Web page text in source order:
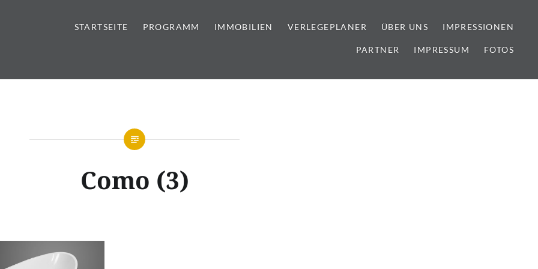
| Sanitär | Immobilien
STARTSEITE PROGRAMM IMMOBILIEN VERLEGEPLANER ÜBER UNS IMPRESSIONEN
PARTNER IMPRESSUM FOTOS
Como (3)